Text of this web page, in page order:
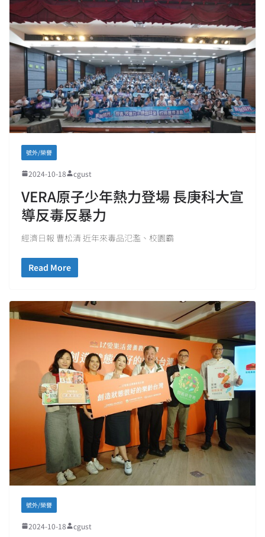
號外/榮譽
2024-10-18 cgust
VERA原子少年熱力登場 長庚科大宣
導反毒反暴力
經濟日報 曹松清 近年來毒品氾濫、校園霸
Read More
號外/榮譽
2024-10-18 cgust